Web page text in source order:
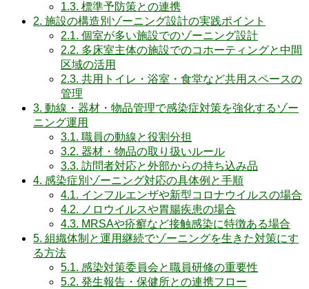
1.3. 標準予防策との連携
2. 施設の構造別ゾーニング設計の実践ポイント
2.1. 個室が多い施設でのゾーニング設計
2.2. 多床室主体の施設でのコホーティングと中間
区域の活用
2.3. 共用トイレ・浴室・食堂など共用スペースの
管理
3. 動線・器材・物品管理で感染症対策を強化するゾー
ニング運用
3.1. 職員の動線と役割分担
3.2. 器材・物品の取り扱いルール
3.3. 訪問者対応と外部からの持ち込み品
4. 感染症別ゾーニング対応の具体例と手順
4.1. インフルエンザや新型コロナウイルスの場合
4.2. ノロウイルスや胃腸疾患の場合
4.3. MRSAや疥癬など接触感染に特徴ある場合
5. 組織体制と運用継続でゾーニングを生きた対策にす
る方法
5.1. 感染対策委員会と職員研修の重要性
5.2. 発生報告・保健所との連携フロー